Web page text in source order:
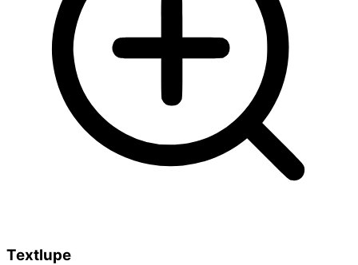
Textlupe